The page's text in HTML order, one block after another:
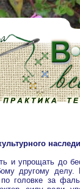
и упрощать до
другому делу.
головке за